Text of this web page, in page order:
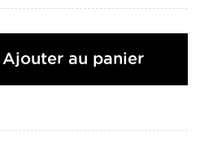
Ajouter au panier